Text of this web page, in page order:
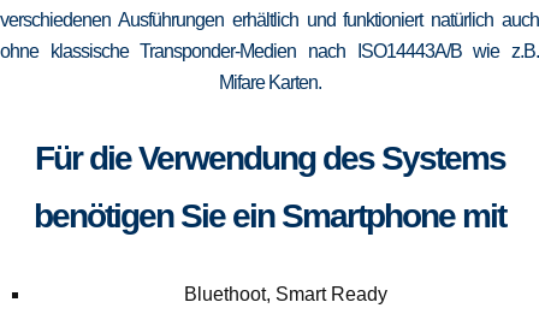
verschiedenen Ausführungen erhältlich und funktioniert natürlich auch
ohne klassische Transponder-Medien nach ISO14443A/B wie z.B.
Mifare Karten.
Für die Verwendung des Systems
benötigen Sie ein Smartphone mit
Bluethoot, Smart Ready